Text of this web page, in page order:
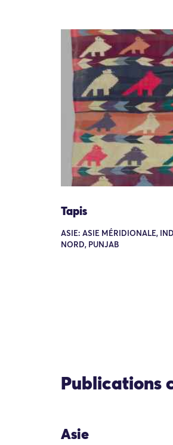
Tapis
ASIE: ASIE MÉRIDIONALE,
NORD, PUNJAB
Publications
Asie